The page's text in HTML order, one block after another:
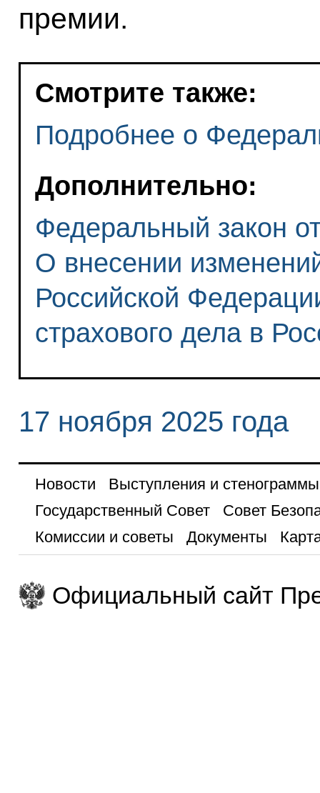
премии.
Смотрите также:
Подробнее о
Дополнительно:
Федеральный закон
О внесении
Российской
страхового дела в
17 ноября 2025 года
Новости
Выступления и стенограммы
Государственный Совет
Совет
Комиссии и советы
Документы
Официальный сайт